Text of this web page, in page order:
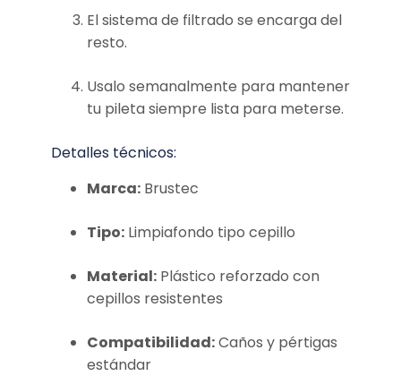
El sistema de filtrado se encarga del
resto.
Usalo semanalmente para mantener
tu pileta siempre lista para meterse.
Detalles técnicos:
Marca:Brustec
Tipo:Limpiafondo tipo cepillo
Material:Plástico reforzado con
cepillos resistentes
Compatibilidad:Caños y pértigas
estándar